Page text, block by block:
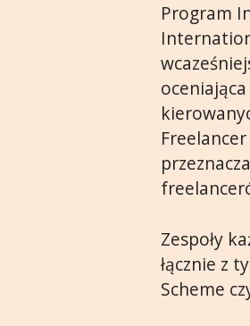
Program
Zespoły
łącznie z
Scheme